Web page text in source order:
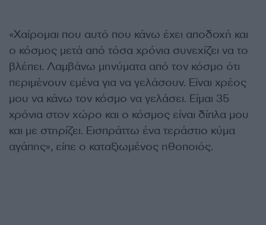
«Χαίρομαι που αυτό που κάνω έχει αποδοχή και
ο κόσμος μετά από τόσα χρόνια συνεχίζει να το
βλέπει. Λαμβάνω μηνύματα από τον κόσμο ότι
περιμένουν εμένα για να γελάσουν. Είναι χρέος
μου να κάνω τον κόσμο να γελάσει. Είμαι 35
χρόνια στον χώρο και ο κόσμος είναι δίπλα μου
και με στηρίζει. Εισπράττω ένα τεράστιο κύμα
αγάπης», είπε ο καταξιωμένος ηθοποιός.